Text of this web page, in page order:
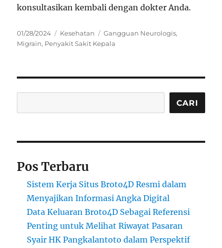
konsultasikan kembali dengan dokter Anda.
Posted
on
01/28/2024 Categories
Kesehatan Tags
Gangguan Neurologis,
Migrain, Penyakit Sakit Kepala
CARI
Pos Terbaru
Sistem Kerja Situs Broto4D Resmi dalam
Menyajikan Informasi Angka Digital
Data Keluaran Broto4D Sebagai Referensi
Penting untuk Melihat Riwayat Pasaran
Syair HK Pangkalantoto dalam Perspektif